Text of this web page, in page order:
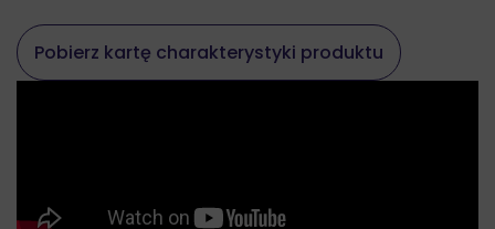
Pobierz kartę charakterystyki produktu